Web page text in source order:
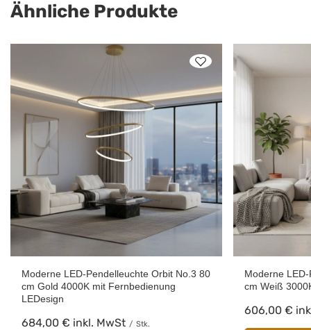
Ähnliche Produkte
Moderne LED-Pendelleuchte Orbit No.3 80
cm Gold 4000K mit Fernbedienung
LEDesign
684,00 € inkl. MwSt / Stk.
Moderne
cm Weiß
606,00 €